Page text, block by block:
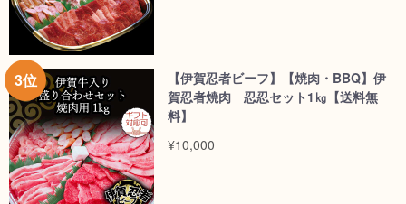
【伊賀忍者ビーフ】【焼肉・BBQ】伊
賀忍者焼肉 忍忍セット1㎏【送料無
料】
¥10,000